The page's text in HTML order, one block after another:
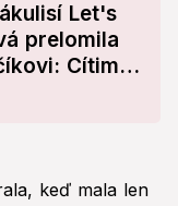
Let's
prelomila
Cítim
keď mala len